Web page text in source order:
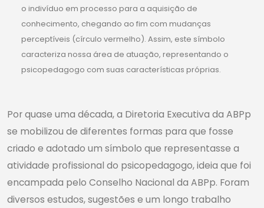
o indivíduo em processo para a aquisição de
conhecimento, chegando ao fim com mudanças
perceptíveis (círculo vermelho). Assim, este símbolo
caracteriza nossa área de atuação, representando o
psicopedagogo com suas características próprias.
Por quase uma década, a Diretoria Executiva da ABPp
se mobilizou de diferentes formas para que fosse
criado e adotado um símbolo que representasse a
atividade profissional do psicopedagogo, ideia que foi
encampada pelo Conselho Nacional da ABPp. Foram
diversos estudos, sugestões e um longo trabalho